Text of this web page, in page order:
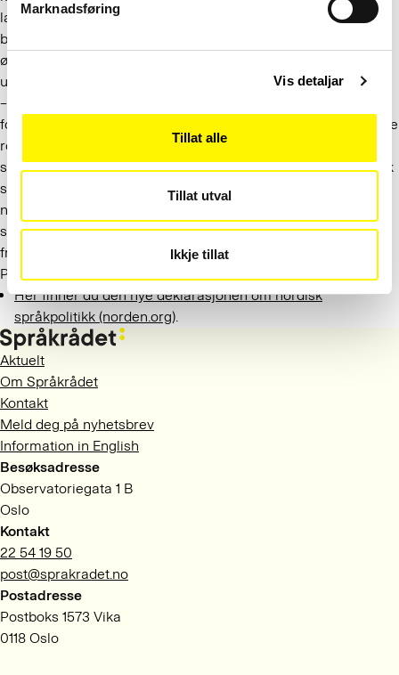
Marknadsføring
Vis detaljar
Tillat alle
Tillat utval
Ikkje tillat
landegrensene, noe som har vært på tilbakegang, spesielt
blant ungdom. Ministrene håper at styrket språkundervisning,
økt tilgang til nordiske medier, bevaring av små språk og
utvikling av språkteknologi vil bedre denne situasjonen.
– Deklarasjonen om nordisk språkpolitikk har stor betydning
for de nordiske forbindelsene fordi den synliggjør den sentrale
rollen språket spiller i vårt nordiske fellesskap. Det nordiske
språksamfunnet er viktig for den videre utviklingen av nordisk
samarbeid på ulike sektorer og samfunnsområder. Som et
nordisk fellesskap ønsker vi å bevare, bruke og utvikle alle
språkene våre – tross alt er tilgang til språk et spørsmål om
frihet, demokrati og likhet, sier den svenske kulturministeren
Parisa Liljestrand.
Her finner du den nye deklarasjonen om nordisk
språkpolitikk (norden.org)
Aktuelt
Om Språkrådet
Kontakt
Meld deg på nyhetsbrev
Information in English
Besøksadresse
Observatoriegata 1 B
Oslo
Kontakt
22 54 19 50
post@sprakradet.no
Postadresse
Postboks 1573 Vika
0118 Oslo